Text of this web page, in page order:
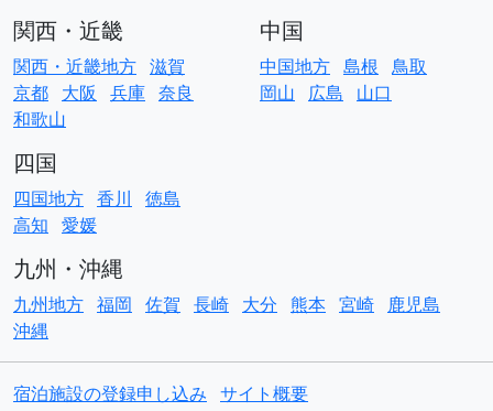
関西・近畿
関西・近畿地方 滋賀
京都 大阪 兵庫 奈良
和歌山
中国
中国地方 島根 鳥取
岡山
広島 山口
四国
四国地方 香川
徳島
高知 愛媛
九州・沖縄
九州地方 福岡 佐賀 長崎 大分 熊本 宮崎
鹿児島
沖縄
宿泊施設の登録申し込み サイト概要